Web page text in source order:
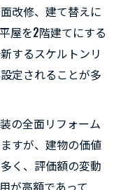
改修、建て替えに
屋を2階建てにする
するスケルトンリ
定されることが多
の全面リフォーム
すが、建物の価値
く、評価額の変動